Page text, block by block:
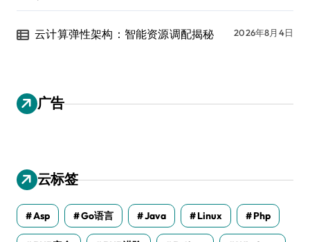
云计算弹性架构：智能资源调配揭秘 2026年8月4日
广告
云标签
Asp Go语言 Java Linux Php